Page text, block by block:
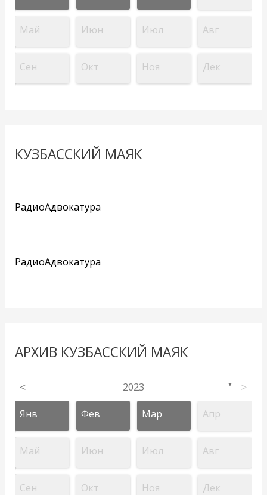
Май Июн Июл Авг
Сен Окт Ноя Дек
КУЗБАССКИЙ МАЯК
РадиоАдвокатура
РадиоАдвокатура
АРХИВ КУЗБАССКИЙ МАЯК
< 2023 ▼ >
Янв Фев Мар Апр
Май Июн Июл Авг
Сен Окт Ноя Дек